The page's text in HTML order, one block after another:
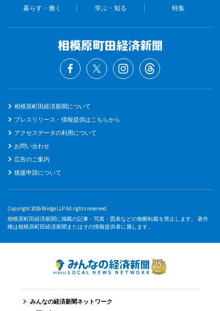
暮らす・働く 学ぶ・知る 特集
相模原町田経済新聞について
プレスリリース・情報提供はこちらから
アクセスデータの利用について
お問い合わせ
広告のご案内
後援申請について
Copyright 2026 Bridge LLP All rights reserved.
相模原町田経済新聞に掲載の記事・写真・図表などの無断転載を禁止します。 著作
権は相模原町田経済新聞またはその情報提供者に属します。
みんなの経済新聞ネットワーク